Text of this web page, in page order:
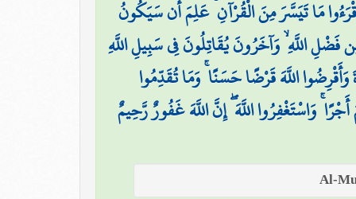
مَا تَيَسَّرَ مِنَ الْقُرْآنِ ۚ عَلِمَ أَن سَيَكُونُ
اللَّهِ ۙ وَآخَرُونَ يُقَاتِلُونَ فِي سَبِيلِ اللَّهِ
وَأَقْرِضُوا اللَّهَ قَرْضًا حَسَنًا ۚ وَمَا تُقَدِّمُوا
وَاسْتَغْفِرُوا اللَّهَ ۖ إِنَّ اللَّهَ غَفُورٌ رَّحِيمٌ